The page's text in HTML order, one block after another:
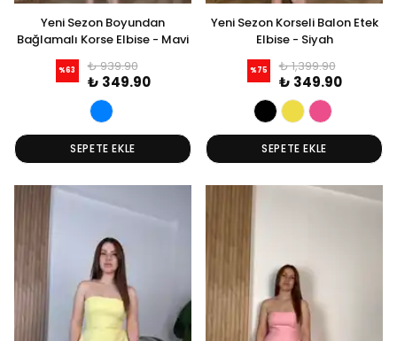
Yeni Sezon Boyundan
Bağlamalı Korse Elbise - Mavi
%63 ₺ 939.90
₺ 349.90
SEPETE EKLE
Yeni Sezon Korseli Balon Etek
Elbise - Siyah
%75 ₺ 1,399.90
₺ 349.90
SEPETE EKLE